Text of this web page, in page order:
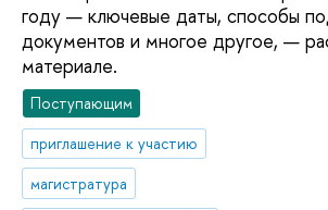
году — ключевые даты, способы
документов и многое другое, —
материале.
Поступающим
приглашение к участию
магистратура